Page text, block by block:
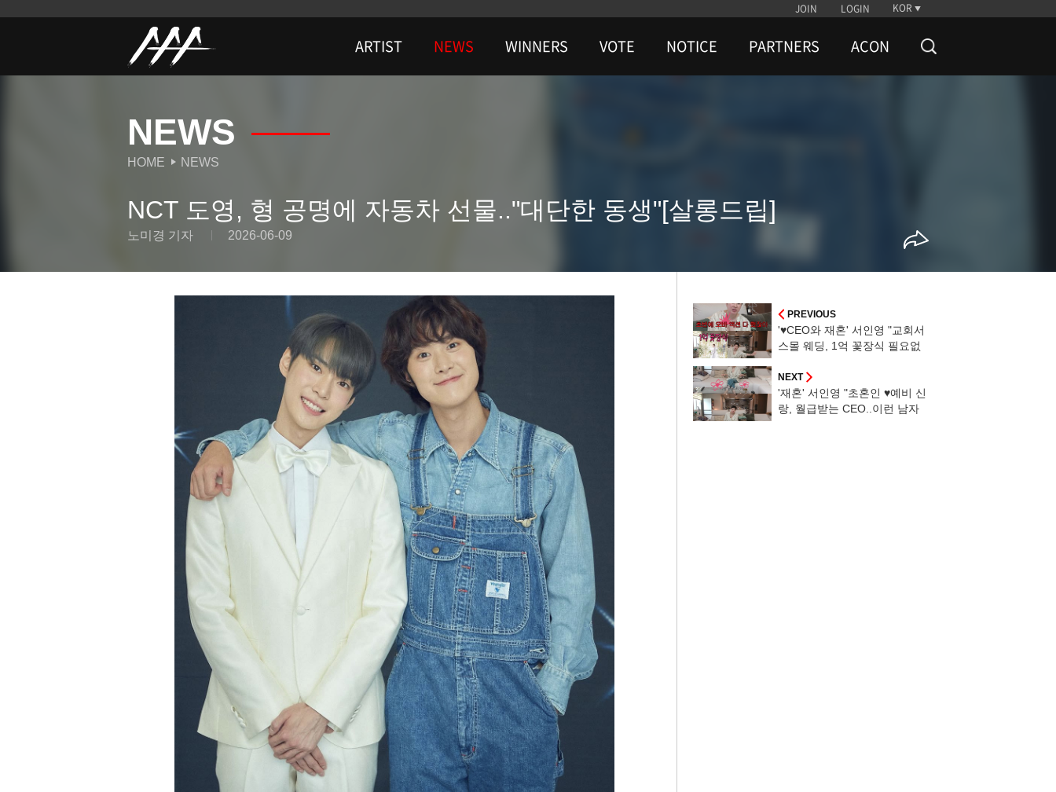
JOIN LOGIN KOR
ARTIST NEWS WINNERS VOTE NOTICE PARTNERS ACON
NEWS
HOME NEWS
NCT 도영, 형 공명에 자동차 선물.."대단한 동생"[살롱드립]
노미경 기자 2026-06-09
PREVIOUS
'♥CEO와 재혼' 서인영 "교회서
스몰 웨딩, 1억 꽃장식 필요없
NEXT
'재혼' 서인영 "초혼인 ♥예비 신
랑, 월급받는 CEO..이런 남자